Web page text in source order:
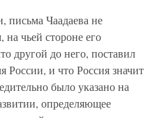
письма Чаадаева не
на чьей стороне его
другой до него, поставил
России, и что Россия значит
было указано на
определяющее